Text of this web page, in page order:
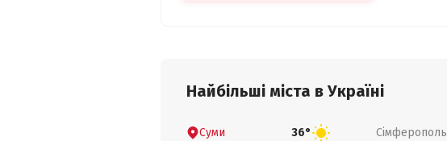
Найбільші міста в Україні
Суми 36° Сімферополь